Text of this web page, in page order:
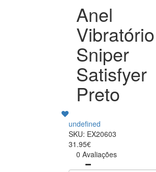
Anel
Vibratório
Sniper
Satisfyer
Preto
undefined
SKU: EX20603
31.95€
0 Avaliações